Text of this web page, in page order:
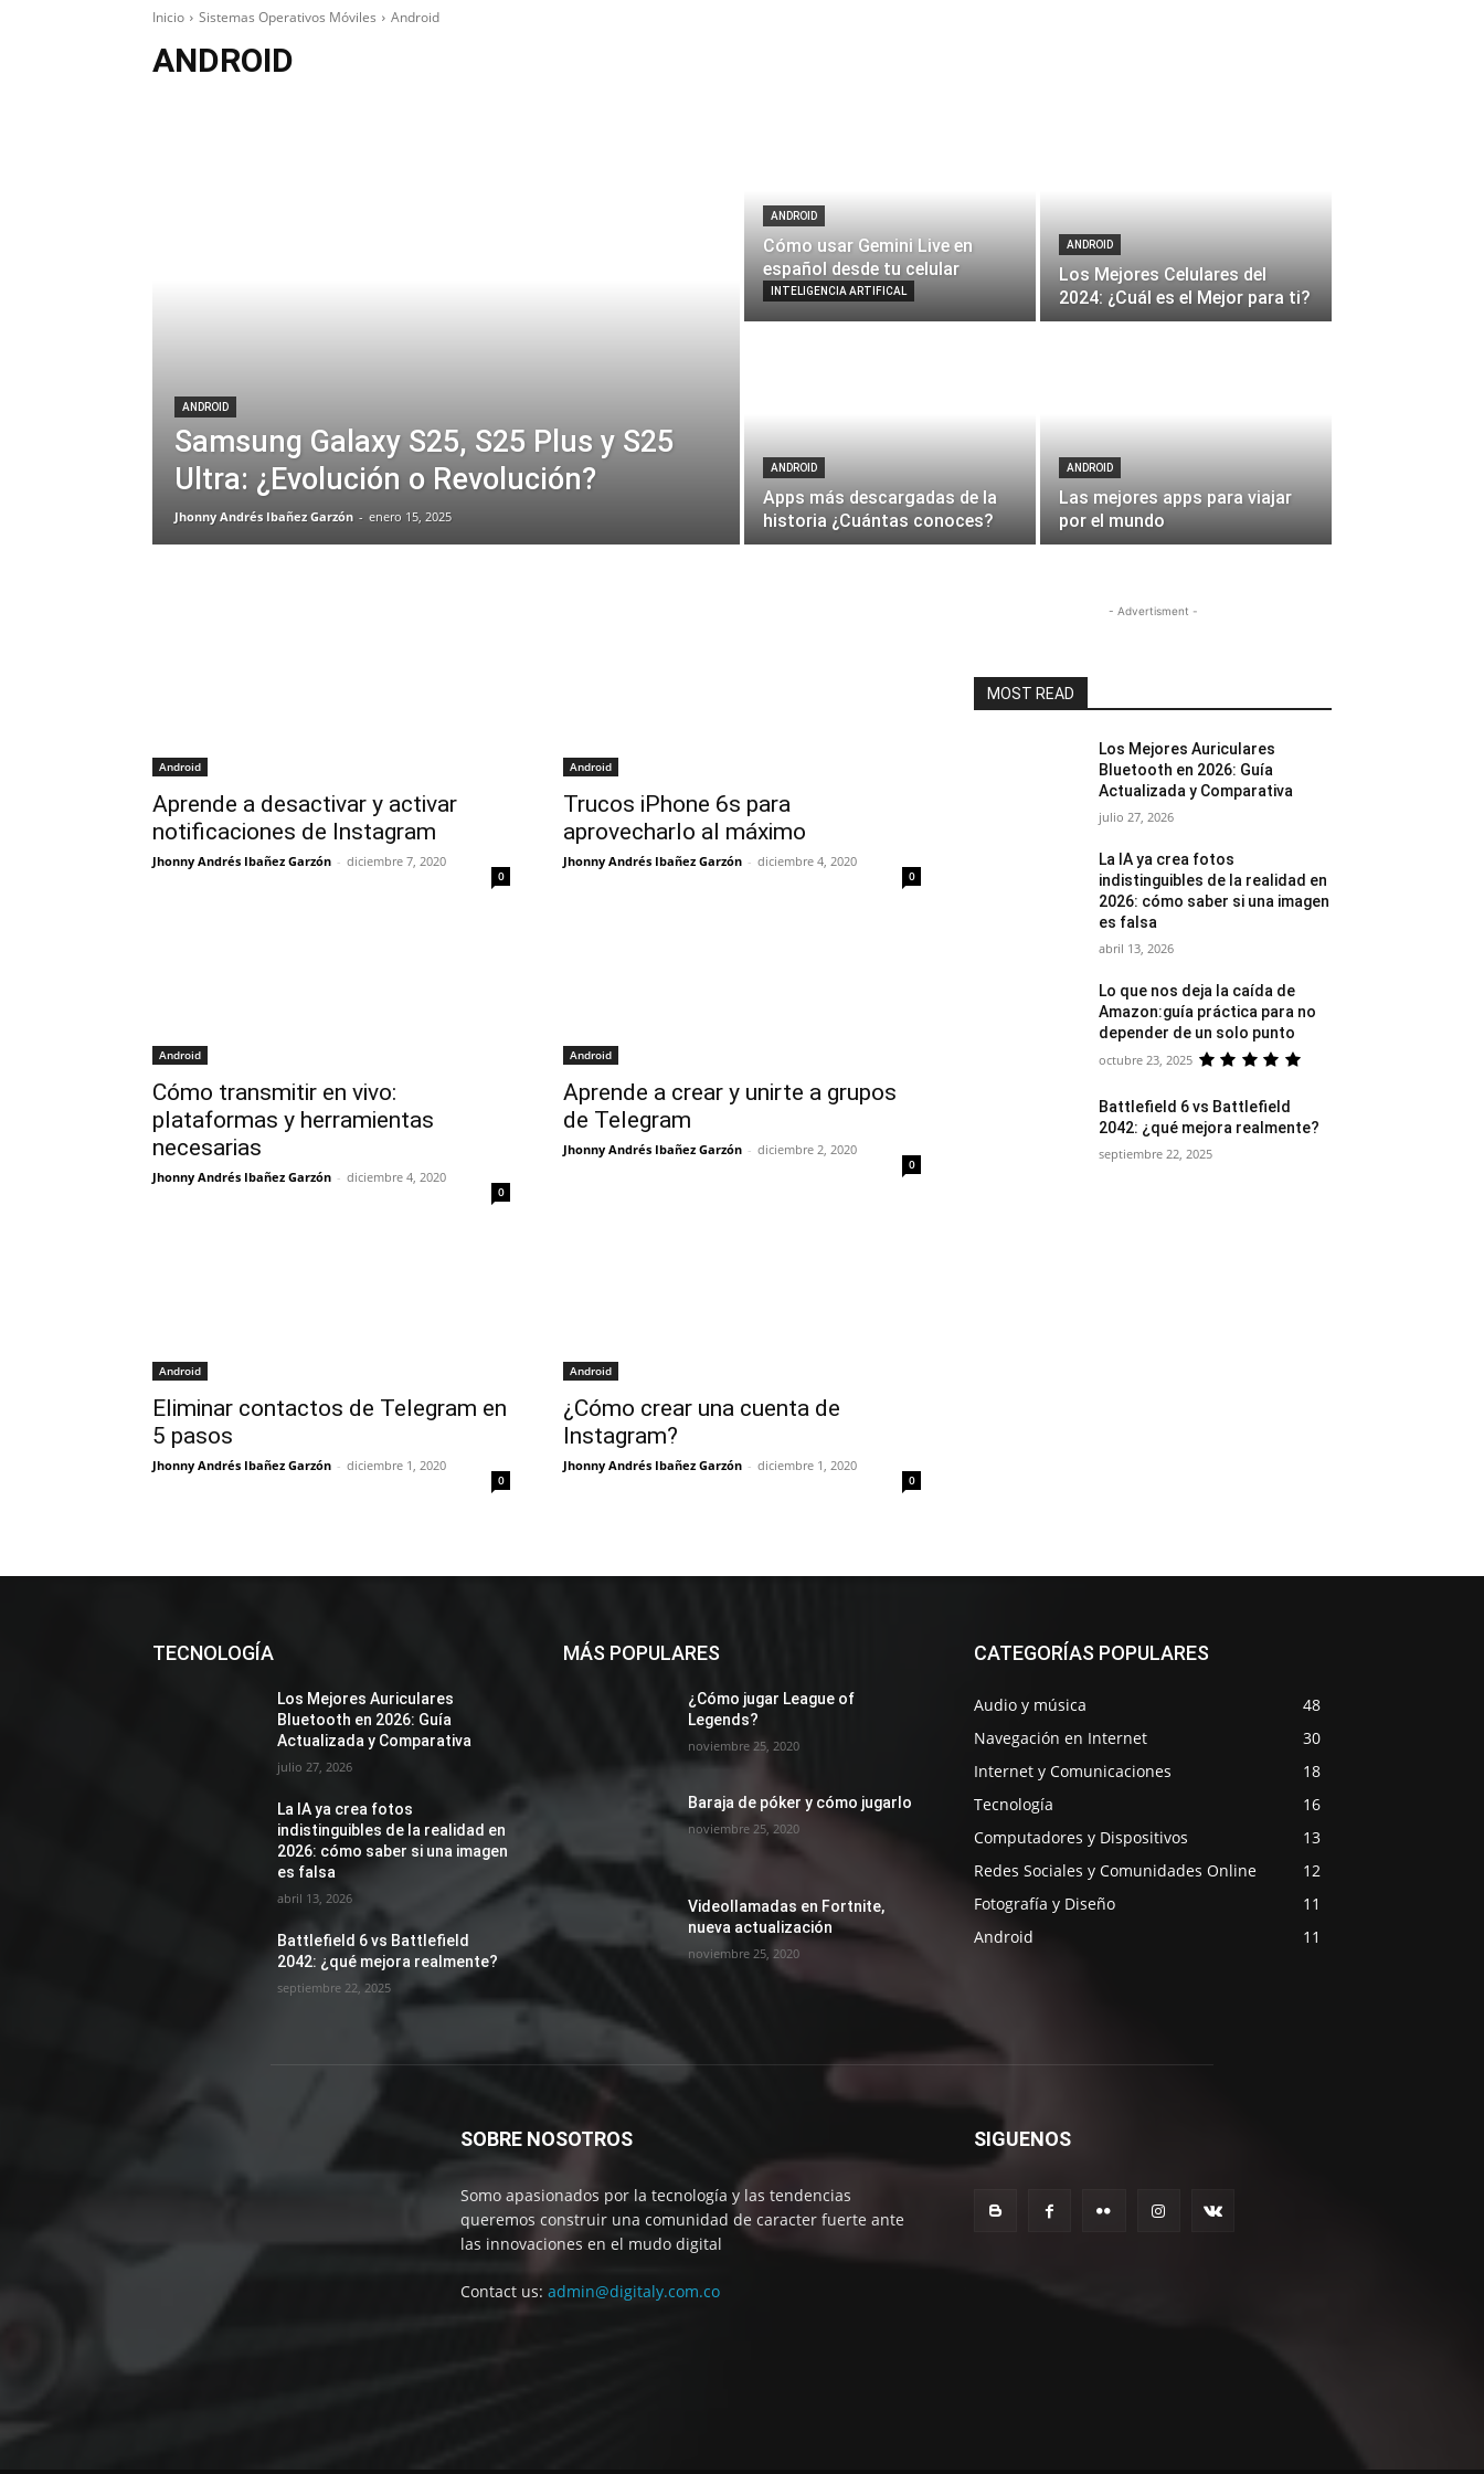
Inicio Sistemas Operativos Móviles Android
ANDROID
ANDROID
Samsung Galaxy S25, S25 Plus y S25
Ultra: ¿Evolución o Revolución?
Jhonny Andrés Ibañez Garzón - enero 15, 2025
ANDROID
Cómo usar Gemini Live en
español desde tu celular
INTELIGENCIA ARTIFICAL
ANDROID
Los Mejores Celulares del
2024: ¿Cuál es el Mejor para ti?
ANDROID
Apps más descargadas de la
historia ¿Cuántas conoces?
ANDROID
Las mejores apps para viajar
por el mundo
Android
Aprende a desactivar y activar
notificaciones de Instagram
Jhonny Andrés Ibañez Garzón - diciembre 7, 2020
0
Android
Trucos iPhone 6s para
aprovecharlo al máximo
Jhonny Andrés Ibañez Garzón - diciembre 4, 2020
0
Android
Cómo transmitir en vivo:
plataformas y herramientas
necesarias
Jhonny Andrés Ibañez Garzón - diciembre 4, 2020
0
Android
Aprende a crear y unirte a grupos
de Telegram
Jhonny Andrés Ibañez Garzón - diciembre 2, 2020
0
Android
Eliminar contactos de Telegram en
5 pasos
Jhonny Andrés Ibañez Garzón - diciembre 1, 2020
0
Android
¿Cómo crear una cuenta de
Instagram?
Jhonny Andrés Ibañez Garzón - diciembre 1, 2020
0
- Advertisment -
MOST READ
Los Mejores Auriculares
Bluetooth en 2026: Guía
Actualizada y Comparativa
julio 27, 2026
La IA ya crea fotos
indistinguibles de la realidad en
2026: cómo saber si una imagen
es falsa
abril 13, 2026
Lo que nos deja la caída de
Amazon:guía práctica para no
depender de un solo punto
octubre 23, 2025
Battlefield 6 vs Battlefield
2042: ¿qué mejora realmente?
septiembre 22, 2025
TECNOLOGÍA
Los Mejores Auriculares
Bluetooth en 2026: Guía
Actualizada y Comparativa
julio 27, 2026
La IA ya crea fotos
indistinguibles de la realidad en
2026: cómo saber si una imagen
es falsa
abril 13, 2026
Battlefield 6 vs Battlefield
2042: ¿qué mejora realmente?
septiembre 22, 2025
MÁS POPULARES
¿Cómo jugar League of
Legends?
noviembre 25, 2020
Baraja de póker y cómo jugarlo
noviembre 25, 2020
Videollamadas en Fortnite,
nueva actualización
noviembre 25, 2020
CATEGORÍAS POPULARES
Audio y música
48
Navegación en Internet
30
Internet y Comunicaciones
18
Tecnología
16
Computadores y Dispositivos
13
Redes Sociales y Comunidades Online
12
Fotografía y Diseño
11
Android
11
SOBRE NOSOTROS
Somo apasionados por la tecnología y las tendencias
queremos construir una comunidad de caracter fuerte ante
las innovaciones en el mudo digital
Contact us: admin@digitaly.com.co
SIGUENOS